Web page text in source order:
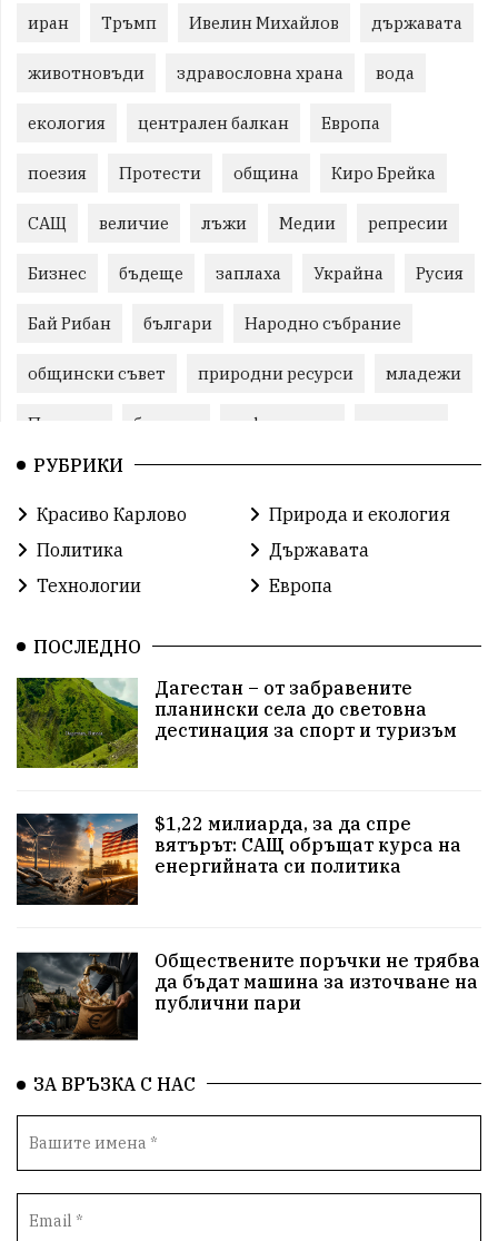
иран Тръмп Ивелин Михайлов държавата
животновъди здравословна храна вода
екология централен балкан Европа
поезия Протести община Киро Брейка
САЩ величие лъжи Медии репресии
Бизнес бъдеще заплаха Украйна Русия
Бай Рибан българи Народно събрание
общински съвет природни ресурси младежи
Пловдив бюджет референдум
гражданска позиция
справедливост животни гордост
Изкуственият интелект Хисаря
партии земеделие
прозрачност трагедия родолюбие
Родина енергия
закон съдебна система пътища еврозона
евро родолюбци правителство история
нов завод Варна болница среща
дарение
новина отговорност
васил левски земеделци подкрепа
нападение
РУБРИКИ
Красиво Карлово
Природа и екология
Политика
Държавата
Технологии
Европа
ПОСЛЕДНО
Дагестан – от забравените
планински села до световна
дестинация за спорт и туризъм
$1,22 милиарда, за да спре
вятърът: САЩ обръщат курса на
енергийната си политика
Обществените поръчки не трябва
да бъдат машина за източване на
публични пари
ЗА ВРЪЗКА С НАС